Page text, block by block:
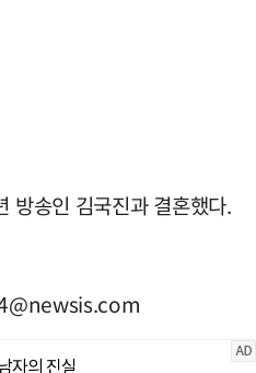
방송인 김국진과 결혼했다.